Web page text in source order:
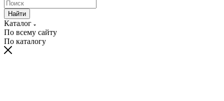
Найти
Каталог
По всему сайту
По каталогу